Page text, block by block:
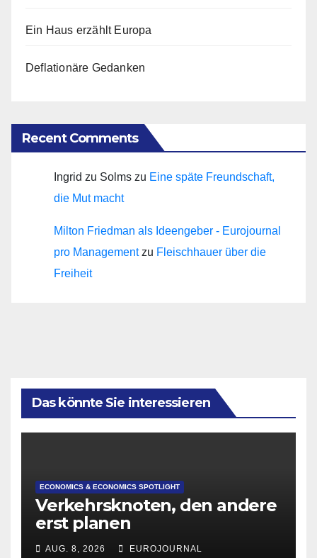
Ein Haus erzählt Europa
Deflationäre Gedanken
Recent Comments
Ingrid zu Solms zu Eine späte Freundschaft,
die Mut macht
Milton Friedman als Ideengeber - Eurojournal
pro Managementzu Fleischhauer über die
Freiheit
Das könnte Sie interessieren
ECONOMICS & ECONOMICS SPOTLIGHT
Verkehrsknoten, den andere
erst planen
AUG. 8, 2026 EUROJOURNAL